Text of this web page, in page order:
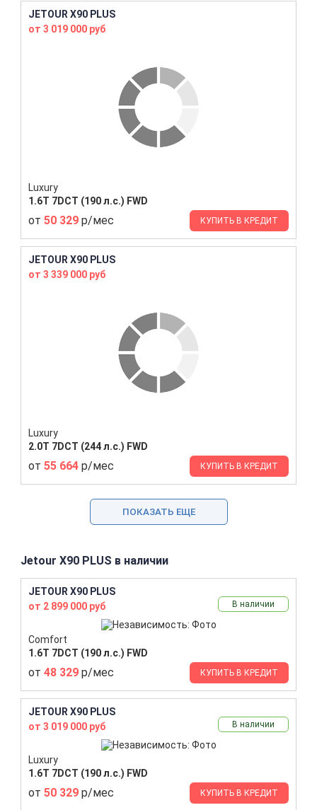
JETOUR X90 PLUS
от 3 019 000 руб
Luxury
1.6T 7DCT (190 л.с.) FWD
от 50 329 р/мес КУПИТЬ В КРЕДИТ
JETOUR X90 PLUS
от 3 339 000 руб
Luxury
2.0T 7DCT (244 л.с.) FWD
от 55 664 р/мес КУПИТЬ В КРЕДИТ
ПОКАЗАТЬ ЕЩЕ
Jetour X90 PLUS в наличии
JETOUR X90 PLUS
от 2 899 000 руб
В наличии
Comfort
1.6T 7DCT (190 л.с.) FWD
от 48 329 р/мес КУПИТЬ В КРЕДИТ
JETOUR X90 PLUS
от 3 019 000 руб
В наличии
Luxury
1.6T 7DCT (190 л.с.) FWD
от 50 329 р/мес КУПИТЬ В КРЕДИТ